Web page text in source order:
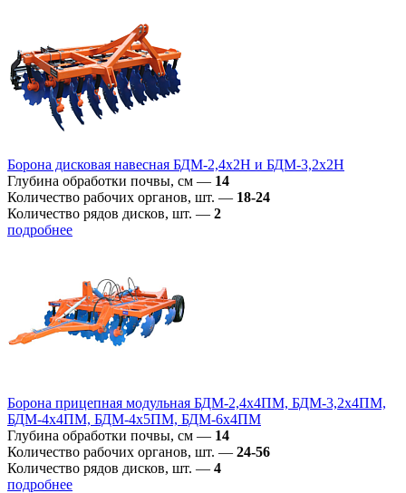
Борона дисковая навесная БДМ-2,4х2H и БДМ-3,2х2H
Глубина обработки почвы, см — 14
Количество рабочих органов, шт. — 18-24
Количество рядов дисков, шт. — 2
подробнее
Борона прицепная модульная БДМ-2,4х4ПМ, БДМ-3,2х4ПМ,
БДМ-4х4ПМ, БДМ-4х5ПМ, БДМ-6х4ПМ
Глубина обработки почвы, см — 14
Количество рабочих органов, шт. — 24-56
Количество рядов дисков, шт. — 4
подробнее